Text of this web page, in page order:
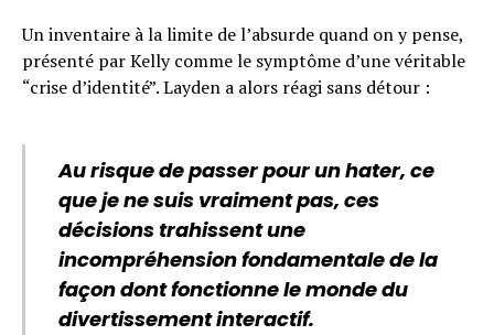
Un inventaire à la limite de l’absurde quand on y pense,
présenté par Kelly comme le symptôme d’une véritable
“crise d’identité”. Layden a alors réagi sans détour :
Au risque de passer pour un hater, ce
que je ne suis vraiment pas, ces
décisions trahissent une
incompréhension fondamentale de la
façon dont fonctionne le monde du
divertissement interactif.